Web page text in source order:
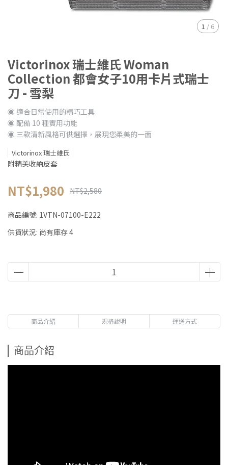
1 / 6
Victorinox 瑞士維氏 Woman
Collection 都會女子10用卡片式瑞士
刀 - 雪梨
◉ 適合日常使用的精巧工具
◉ 配備 10 種實用功能
◉ 三款清新風格可供選擇，展現您柔美的一面
Victorinox 瑞士維氏
附精美收納皮套
NT$1,980 NT$2,580
商品編號: 1VTN-07100-E222
供貨狀況: 尚有庫存 4
商品介紹 規格說明 運送方式
商品介紹